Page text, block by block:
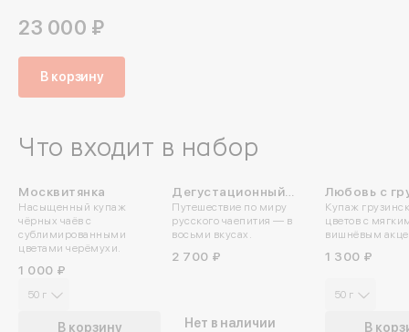
23 000 ₽
В корзину
Что входит в набор
ПРОБУЙТЕ
ХОЛОДНЫМ
Москвитянка
Насыщенный купаж
чёрных чаёв с
сублимированными
цветами черёмухи.
1 000 ₽
В корзину
50 г
Дегустационный
набор Русские
книжные узоры
Путешествие по миру
русского чаепития — в
восьми вкусах.
2 700 ₽
Нет в наличии
ПРОБУЙТЕ
ХОЛОДНЫМ
Любовь с
акцентом
Купаж
цветов с
вишнёвым
1 300 ₽
В
50 г